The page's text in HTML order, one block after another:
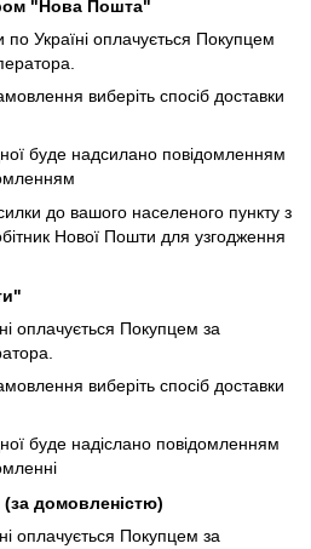
"Нова Пошта"
по Україні оплачується Покупцем
виберіть спосіб доставки
буде надсилано повідомленням
до вашого населеного пункту з
Нової Пошти для узгодження
оплачується Покупцем за
виберіть спосіб доставки
буде надіслано повідомленням
домовленістю)
оплачується Покупцем за